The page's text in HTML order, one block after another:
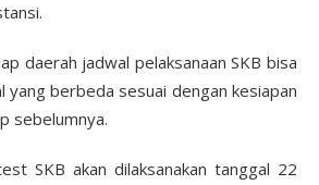
daerah jadwal pelaksanaan SKB bisa
yang berbeda sesuai dengan kesiapan
sebelumnya.
SKB akan dilaksanakan tanggal 22